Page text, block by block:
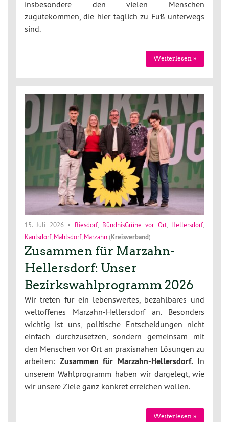
insbesondere den vielen Menschen
zugutekommen, die hier täglich zu Fuß unterwegs
sind.
Weiterlesen »
15. Juli 2026• Biesdorf, BündnisGrüne vor Ort, Hellersdorf,
Kaulsdorf, Mahlsdorf, Marzahn (Kreisverband)
Zusammen für Marzahn-
Hellersdorf: Unser
Bezirkswahlprogramm 2026
Wir treten für ein lebenswertes, bezahlbares und
weltoffenes Marzahn-Hellersdorf an. Besonders
wichtig ist uns, politische Entscheidungen nicht
einfach durchzusetzen, sondern gemeinsam mit
den Menschen vor Ort an praxisnahen Lösungen zu
arbeiten: Zusammen für Marzahn-Hellersdorf.In
unserem Wahlprogramm haben wir dargelegt, wie
wir unsere Ziele ganz konkret erreichen wollen.
Weiterlesen »